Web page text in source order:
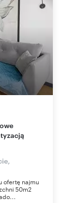
ofertę najmu
50m2